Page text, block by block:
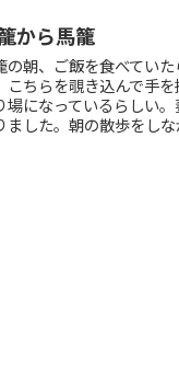
から馬籠
の朝、ご飯を食べてい
こちらを覗き込んで手
場になっているらしい
ました。朝の散歩をし